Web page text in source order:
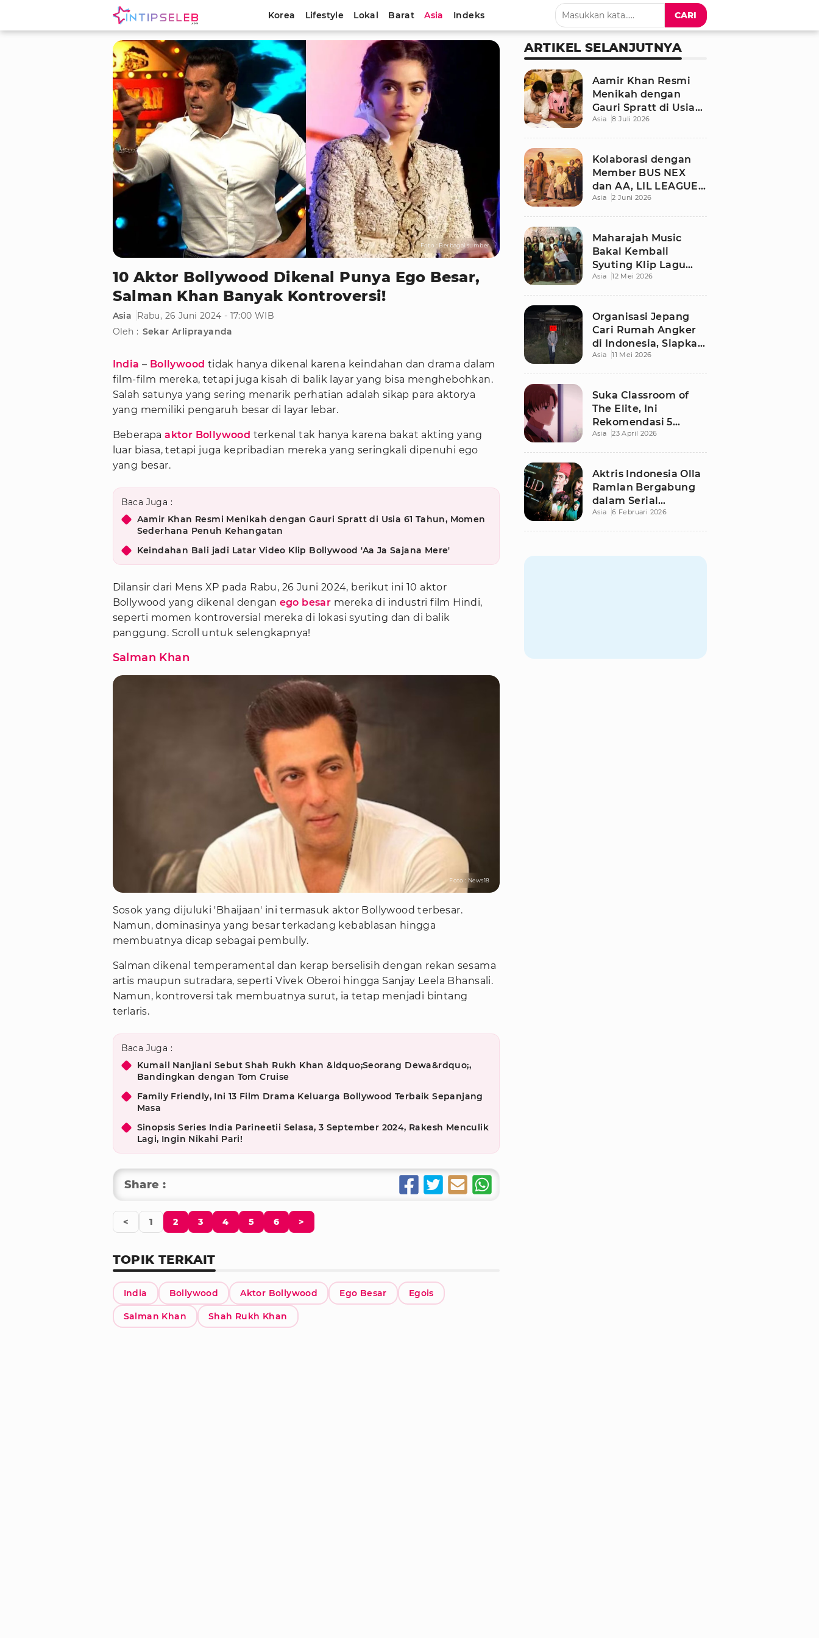
Korea Lifestyle Lokal Barat Asia Indeks CARI
Foto : Berbagai sumber
10 Aktor Bollywood Dikenal Punya Ego Besar,
Salman Khan Banyak Kontroversi!
Asia
Rabu, 26 Juni 2024 - 17:00 WIB
Oleh : Sekar Arliprayanda
India – Bollywood tidak hanya dikenal karena keindahan dan drama dalam
film-film mereka, tetapi juga kisah di balik layar yang bisa menghebohkan.
Salah satunya yang sering menarik perhatian adalah sikap para aktorya
yang memiliki pengaruh besar di layar lebar.
Beberapaaktor Bollywood terkenal tak hanya karena bakat akting yang
luar biasa, tetapi juga kepribadian mereka yang seringkali dipenuhi ego
yang besar.
Baca Juga :
Aamir Khan Resmi Menikah dengan Gauri Spratt di Usia 61 Tahun, Momen
Sederhana Penuh Kehangatan
Keindahan Bali jadi Latar Video Klip Bollywood 'Aa Ja Sajana Mere'
Dilansir dari Mens XP pada Rabu, 26 Juni 2024, berikut ini 10 aktor
Bollywood yang dikenal dengan ego besar mereka di industri film Hindi,
seperti momen kontroversial mereka di lokasi syuting dan di balik
panggung. Scroll untuk selengkapnya!
Salman Khan
Foto : News18
Sosok yang dijuluki 'Bhaijaan' ini termasuk aktor Bollywood terbesar.
Namun, dominasinya yang besar terkadang kebablasan hingga
membuatnya dicap sebagai pembully.
Salman dikenal temperamental dan kerap berselisih dengan rekan sesama
artis maupun sutradara, seperti Vivek Oberoi hingga Sanjay Leela Bhansali.
Namun, kontroversi tak membuatnya surut, ia tetap menjadi bintang
terlaris.
Baca Juga :
Kumail Nanjiani Sebut Shah Rukh Khan &ldquo;Seorang Dewa&rdquo;,
Bandingkan dengan Tom Cruise
Family Friendly, Ini 13 Film Drama Keluarga Bollywood Terbaik Sepanjang
Masa
Sinopsis Series India Parineetii Selasa, 3 September 2024, Rakesh Menculik
Lagi, Ingin Nikahi Pari!
Share :
< 1 2 3 4 5 6 >
TOPIK TERKAIT
India Bollywood Aktor Bollywood Ego Besar Egois
Salman Khan Shah Rukh Khan
ARTIKEL SELANJUTNYA
Aamir Khan Resmi
Menikah dengan
Gauri Spratt di Usia
61 Tahun, Momen
Asia 8 Juli 2026
Kolaborasi dengan
Member BUS NEX
dan AA, LIL LEAGUE
Rilis Single Musim
Asia 2 Juni 2026
Maharajah Music
Bakal Kembali
Syuting Klip Lagu
Terbaru di Bali
Asia 12 Mei 2026
Organisasi Jepang
Cari Rumah Angker
di Indonesia, Siapkan
Imbalan Rp50 Juta
Asia 11 Mei 2026
Suka Classroom of
The Elite, Ini
Rekomendasi 5
Anime yang Wajib
Asia 23 April 2026
Aktris Indonesia Olla
Ramlan Bergabung
dalam Serial
Malaysia 'Walid', Apa
Asia 6 Februari 2026